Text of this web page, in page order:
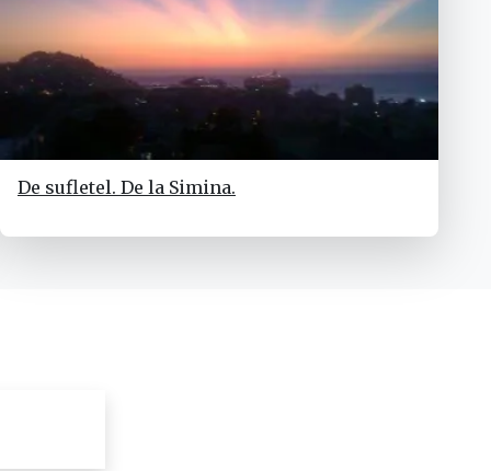
De sufletel. De la Simina.